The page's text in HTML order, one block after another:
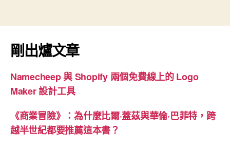
續
刷”
剛出爐文章
Namecheep 與 Shopify 兩個免費線上的 Logo
Maker 設計工具
《商業冒險》：為什麼比爾·蓋茲與華倫·巴菲特，跨
越半世紀都要推薦這本書？